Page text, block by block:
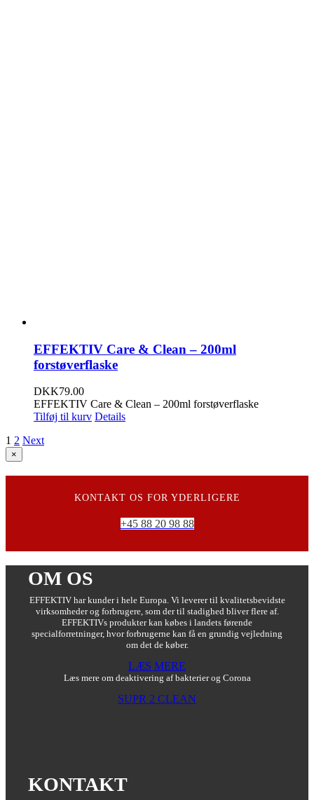
EFFEKTIV Care & Clean – 200ml
forstøverflaske
DKK79.00
EFFEKTIV Care & Clean – 200ml forstøverflaske
Tilføj til kurv Details
1 2 Next
Close
product
quick
×
KONTAKT OS FOR YDERLIGERE
+45 88 20 98 88
OM OS
EFFEKTIV har kunder i hele Europa. Vi leverer til kvalitetsbevidste
virksomheder og forbrugere, som der til stadighed bliver flere af.
EFFEKTIVs produkter kan købes i landets førende
specialforretninger, hvor forbrugerne kan få en grundig vejledning
om det de køber.
LÆS MERE
Læs mere om deaktivering af bakterier og Corona
SUPR 2 CLEAN
KONTAKT